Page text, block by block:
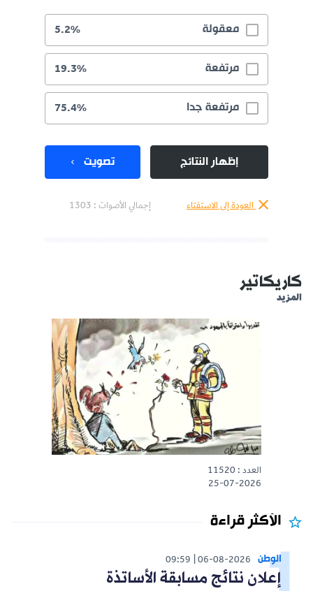
معقولة 5.2%
مرتفعة 19.3%
مرتفعة جدا 75.4%
إظهار النتائج تصويت
العودة إلى الاستفتاء إجمالي الأصوات : 1303
كاريكاتير
المزيد
العدد : 11520
25-07-2026
الأكثر قراءة
الوطن 06-08-2026
09:59
إعلان نتائج مسابقة الأساتذة